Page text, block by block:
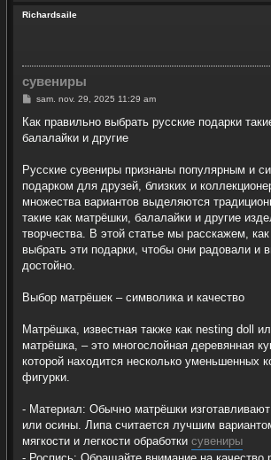
Richardsaile
сувениры
M
s
a
sam. nov. 29, 2025 11:29 am
Как правильно выбрать русские подарки
балалайки и другие
Русские сувениры признаны популярным и
подарком для друзей, близких и
множества вариантов выделяются
такие как матрёшки, балалайки и другие
творчества. В этой статье мы расскажем,
выбрать эти подарки, чтобы они радовали и
достойно.
Выбор матрёшек – символика и качество
Матрёшка, известная также как nesting doll
матрёшка, – это многослойная деревянная
которой находится несколько уменьшенных
фигурки.
- Материал: Обычно матрёшки
или осины. Липа считается лучшим
мягкости и легкости обработки сувениры